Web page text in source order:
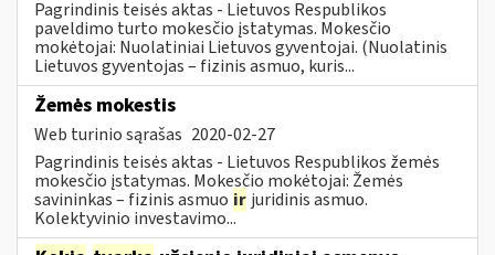
Pagrindinis teisės aktas - Lietuvos Respublikos
paveldimo turto mokesčio įstatymas. Mokesčio
mokėtojai: Nuolatiniai Lietuvos gyventojai. (Nuolatinis
Lietuvos gyventojas – fizinis asmuo, kuris...
Žemės mokestis
Web turinio sąrašas 2020-02-27
Pagrindinis teisės aktas - Lietuvos Respublikos žemės
mokesčio įstatymas. Mokesčio mokėtojai: Žemės
savininkas – fizinis asmuo ir juridinis asmuo.
Kolektyvinio investavimo...